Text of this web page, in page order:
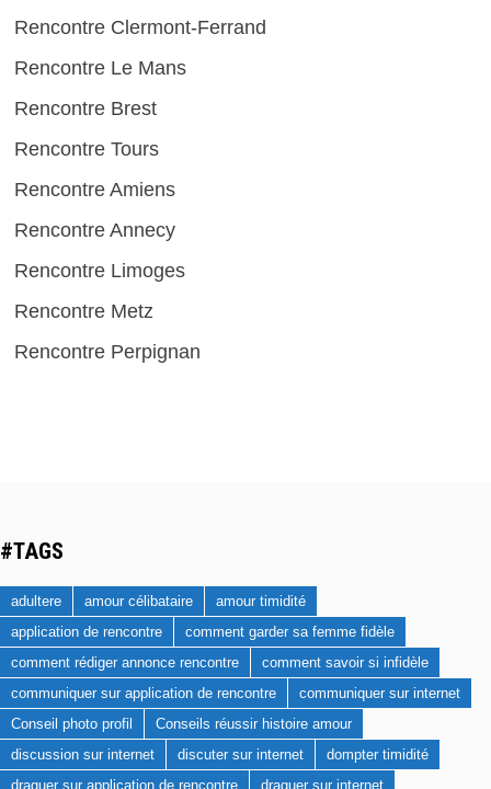
Rencontre Clermont-Ferrand
Rencontre Le Mans
Rencontre Brest
Rencontre Tours
Rencontre Amiens
Rencontre Annecy
Rencontre Limoges
Rencontre Metz
Rencontre Perpignan
#TAGS
adultere amour célibataire
amour timidité
application de rencontre
comment garder sa femme fidèle
comment rédiger annonce rencontre
comment savoir si infidèle
communiquer sur application de rencontre
communiquer sur internet
Conseil photo profil
Conseils réussir histoire amour
discussion sur internet
discuter sur internet
dompter timidité
draguer sur application de rencontre
draguer sur internet